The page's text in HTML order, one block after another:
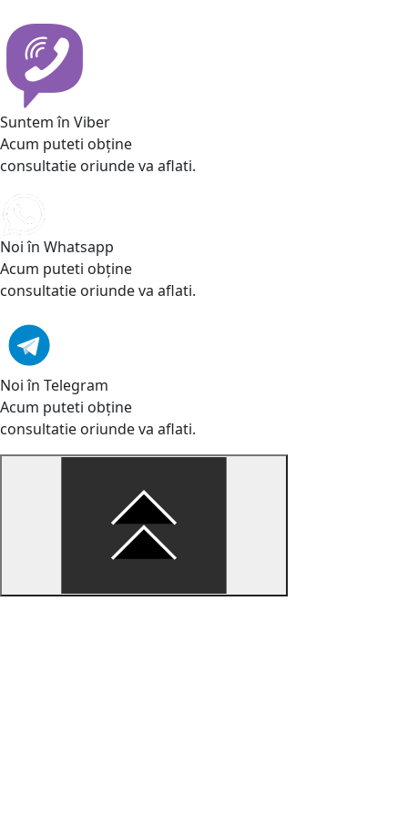
Suntem în Viber
Acum puteti obține
consultatie oriunde va aflati.
Noi în Whatsapp
Acum puteti obține
consultatie oriunde va aflati.
Noi în Telegram
Acum puteti obține
consultatie oriunde va aflati.